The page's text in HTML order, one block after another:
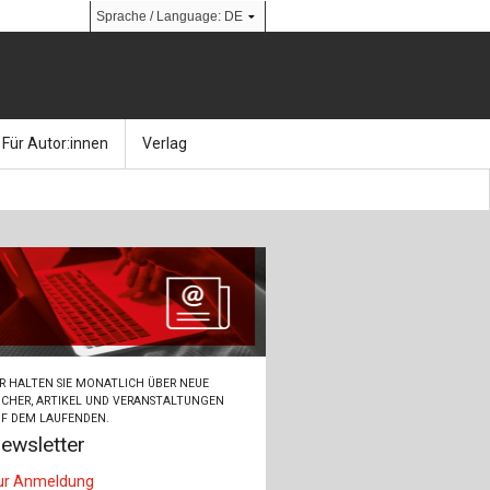
Social Media
Library
Für Autor:innen
Kalender
Zeitschriften
Verlag
Ansprechpartner:innen
So finden Sie uns
bauingenieur24 – Berufsportal
Ingenieurbaupreis
HALTEN SIE MONATLICH ÜBER NEUE
ARTIKEL UND VERANSTALTUNGEN
DEM LAUFENDEN.
Anmeldung